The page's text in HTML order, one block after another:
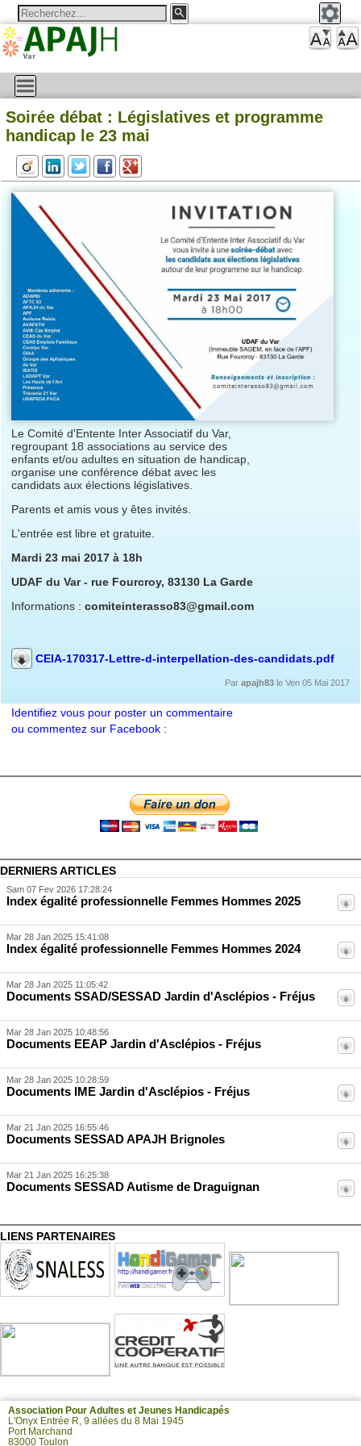
Soirée débat : Législatives et programme
handicap le 23 mai
Le Comité d'Entente Inter Associatif du Var,
regroupant 18 associations au service des
enfants et/ou adultes en situation de handicap,
organise une conférence débat avec les
candidats aux élections législatives.
Parents et amis vous y êtes invités.
L'entrée est libre et gratuite.
Mardi 23 mai 2017 à 18h
UDAF du Var - rue Fourcroy, 83130 La Garde
Informations : comiteinterasso83@gmail.com
CEIA-170317-Lettre-d-interpellation-des-candidats.pdf
Par apajh83 le Ven 05 Mai 2017
Identifiez vous pour poster un commentaire
ou commentez sur Facebook :
DERNIERS ARTICLES
Sam 07 Fev 2026 17:28:24
Index égalité professionnelle Femmes Hommes 2025
Mar 28 Jan 2025 15:41:08
Index égalité professionnelle Femmes Hommes 2024
Mar 28 Jan 2025 11:05:42
Documents SSAD/SESSAD Jardin d'Asclépios - Fréjus
Mar 28 Jan 2025 10:48:56
Documents EEAP Jardin d'Asclépios - Fréjus
Mar 28 Jan 2025 10:28:59
Documents IME Jardin d'Asclépios - Fréjus
Mar 21 Jan 2025 16:55:46
Documents SESSAD APAJH Brignoles
Mar 21 Jan 2025 16:25:38
Documents SESSAD Autisme de Draguignan
Mar 21 Jan 2025 09:58:18
Documents SESSAD APAJH Le Luc en Provence
Dim 19 Jan 2025 15:57:08
Documents CMPP APAJH de La Seyne sur Mer
Résultats de l'enquête d'appréciation SESSAD de
LIENS PARTENAIRES
Association Pour Adultes et Jeunes Handicapés
L'Onyx Entrée R, 9 allées du 8 Mai 1945
Port Marchand
83000 Toulon